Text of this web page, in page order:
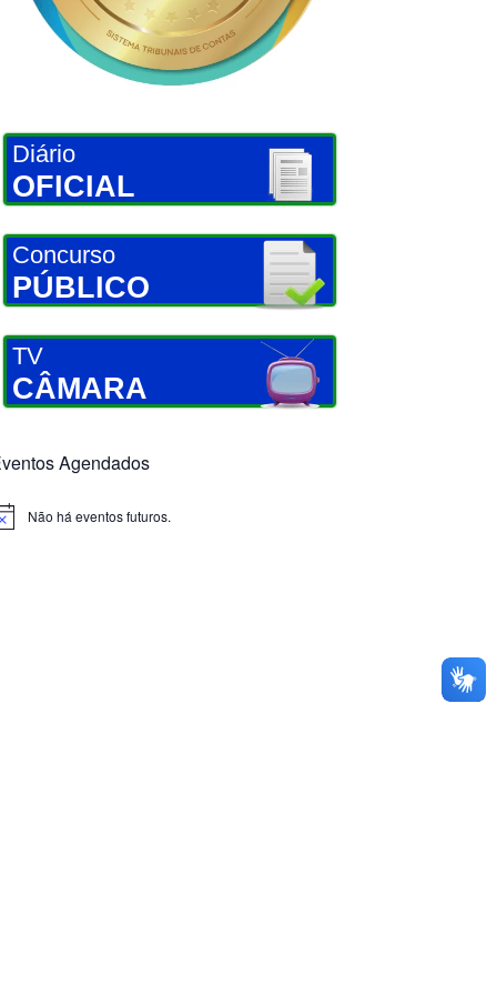
Diário
OFICIAL
Concurso
PÚBLICO
TV
CÂMARA
Agendados
Não há eventos futuros.